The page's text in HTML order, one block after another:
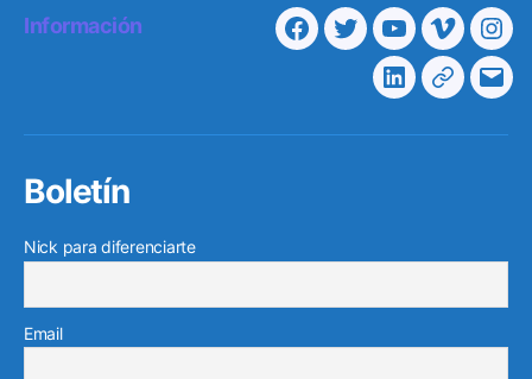
Información
Facebook
TwitterYoutubeVimeo
LinkedinTelegram
Boletín
Nick para diferenciarte
Email